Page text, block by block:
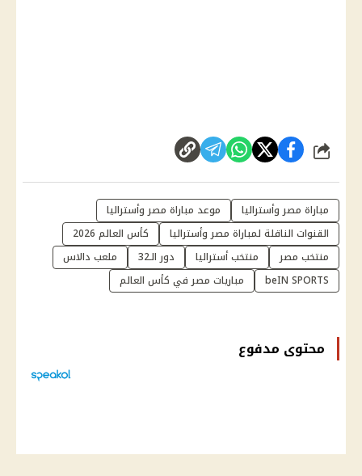
شارك
مباراة مصر وأستراليا
موعد مباراة مصر وأستراليا
القنوات الناقلة لمباراة مصر وأستراليا
كأس العالم 2026
منتخب مصر
منتخب أستراليا دور الـ32
ملعب دالاس
beIN SPORTS
مباريات مصر في كأس العالم
محتوى مدفوع